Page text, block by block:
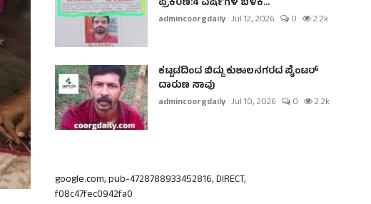
admincoorgdaily Jul 12, 2026 0 2.2k
ಕಟ್ಟಡದಿಂದ ಬಿದ್ದು ಕುಶಾಲನಗರದ ಪೈಂಟರ್
ದಾರುಣ ಸಾವು
admincoorgdaily Jul 10, 2026 0 2.2k
google.com, pub-4728788933452816, DIRECT,
f08c47fec0942fa0